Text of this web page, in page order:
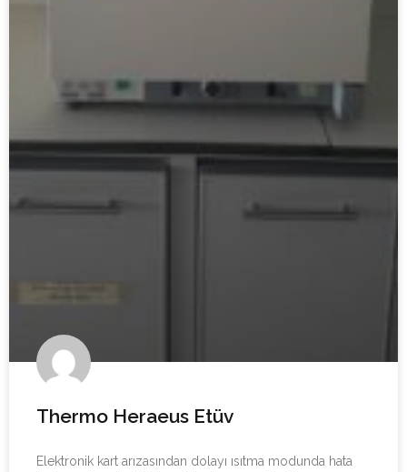
Thermo Heraeus Etüv
Elektronik kart arızasından dolayı ısıtma modunda hata